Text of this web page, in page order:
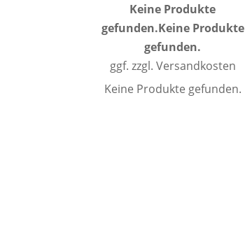
Keine Produkte
gefunden.Keine Produkte
gefunden.
ggf. zzgl. Versandkosten
Keine Produkte gefunden.